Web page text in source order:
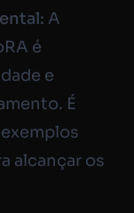
A
é
e
É
alcançar os